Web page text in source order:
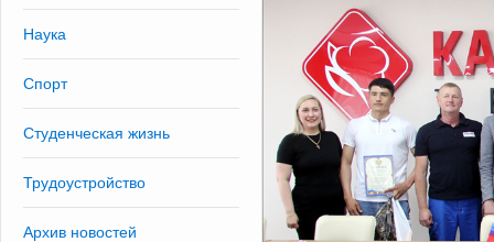
Наука
Спорт
Студенческая жизнь
Трудоустройство
Архив новостей